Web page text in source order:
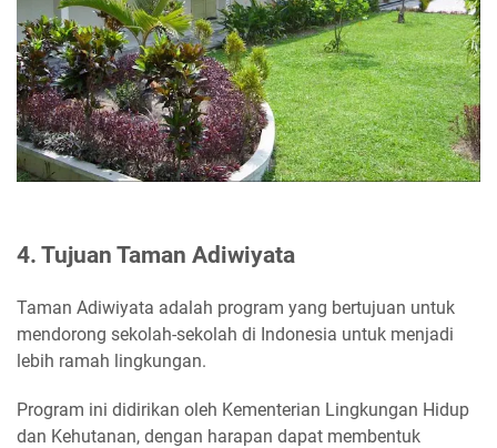
4. Tujuan Taman Adiwiyata
Taman Adiwiyata adalah program yang bertujuan untuk
mendorong sekolah-sekolah di Indonesia untuk menjadi
lebih ramah lingkungan.
Program ini didirikan oleh Kementerian Lingkungan Hidup
dan Kehutanan, dengan harapan dapat membentuk